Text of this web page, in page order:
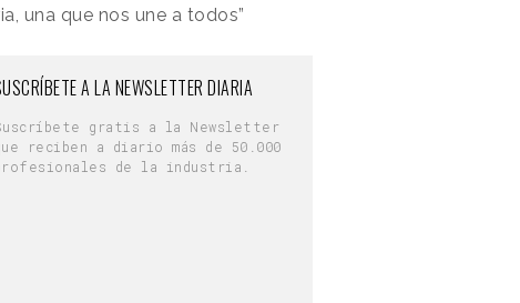
una que nos une a todos”
A LA NEWSLETTER DIARIA
gratis a la Newsletter
reciben a diario más de 50.000
de la industria.